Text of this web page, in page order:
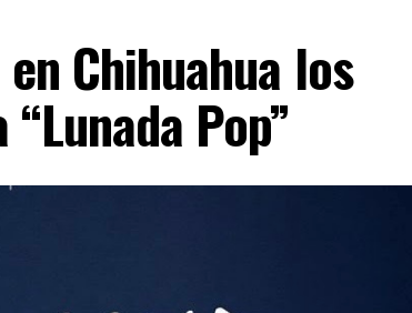
Chihuahua los
Pop”